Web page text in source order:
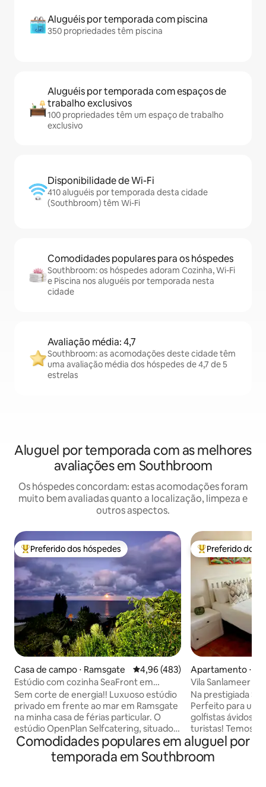
Aluguéis por temporada com piscina
350 propriedades têm piscina
Aluguéis por temporada com espaços de
trabalho exclusivos
100 propriedades têm um espaço de trabalho
exclusivo
Disponibilidade de Wi-Fi
410 aluguéis por temporada desta cidade
(Southbroom) têm Wi-Fi
Comodidades populares para os hóspedes
Southbroom: os hóspedes adoram Cozinha, Wi-Fi
e Piscina nos aluguéis por temporada nesta
cidade
Avaliação média: 4,7
Southbroom: as acomodações deste cidade têm
uma avaliação média dos hóspedes de 4,7 de 5
estrelas
Aluguel por temporada com as melhores
avaliações em Southbroom
Os hóspedes concordam: estas acomodações foram
muito bem avaliadas quanto a localização, limpeza e
outros aspectos.
Entre os melhores preferidos dos hóspedes
Preferido dos hóspedes
Casa de campo ⋅ Ramsgate 4,96 de uma avaliação média de
4,96 (483)
Estúdio com cozinha SeaFront em
PrivateHolidayHome
Sem corte de energia!! Luxuoso estúdio
privado em frente ao mar em Ramsgate
na minha casa de férias particular. O
estúdio OpenPlan Selfcatering, situado
em uma colina, tem vistas incríveis para
o mar/Um grande banheiro em plano
aberto, chuveiros/bacia duplos,
Entre os
Preferido dos
Apartamento ⋅
Vila Sanlameer
tanques de água
Na prestigiada
Perfeito para
golfistas ávidos,
turistas! Temos
NO-BREAK. Uma
quartos e 2
com vistas
Comodidades populares em aluguel por
temporada em Southbroom